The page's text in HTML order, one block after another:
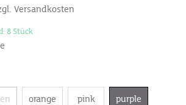
Versandkosten
8 Stück
orange pink purple